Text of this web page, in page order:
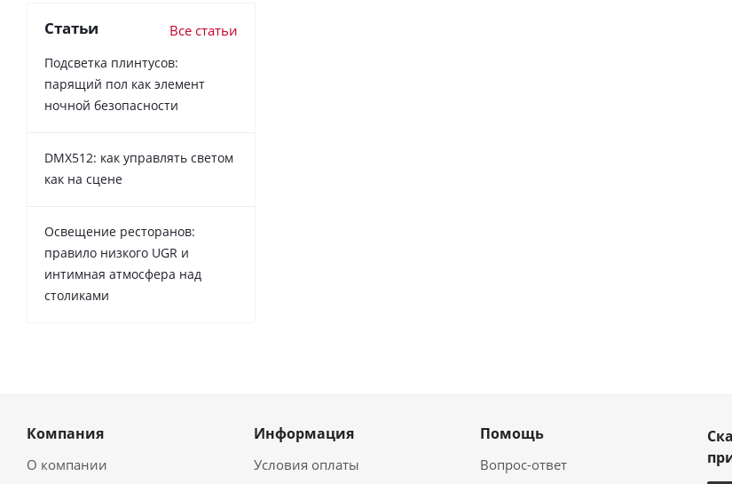
Статьи Все статьи
Подсветка плинтусов:
парящий пол как элемент
ночной безопасности
DMX512: как управлять светом
как на сцене
Освещение ресторанов:
правило низкого UGR и
интимная атмосфера над
столиками
Компания
О компании
Информация
Условия оплаты
Помощь
Вопрос-ответ